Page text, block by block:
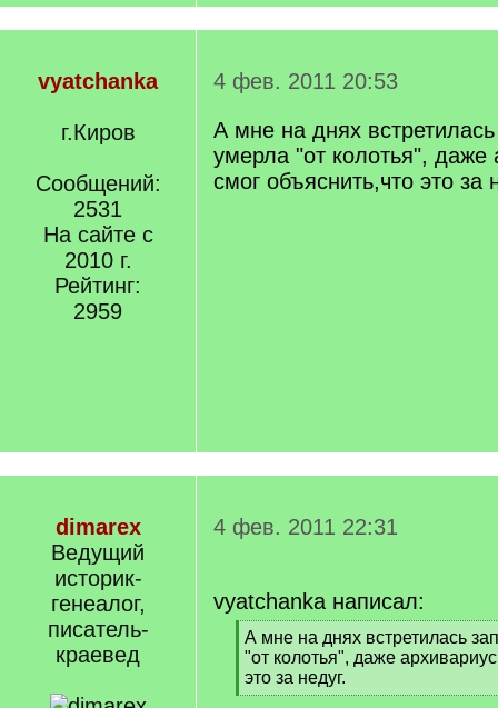
vyatchanka
г.Киров
Сообщений:
2531
На сайте с
2010 г.
Рейтинг:
2959
4 фев. 2011 20:53
А мне на днях
умерла "от колотья", даже
смог объяснить,что это за
dimarex
Ведущий
историк-
генеалог,
писатель-
краевед
4 фев. 2011 22:31
vyatchanka написал:
[
q
]
А мне на днях встретилась
"от колотья", даже
это за недуг.
[